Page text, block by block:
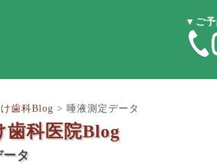
▼ご予
歯科Blog > 唾液測定データ
歯科医院Blog
タ